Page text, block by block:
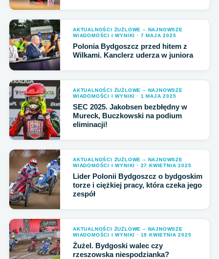
AKTUALNOŚCI ŻUŻLOWE – NAJNOWSZE
WIADOMOŚCI I WYNIKI · 7 MAJA 2025
Polonia Bydgoszcz przed hitem z
Wilkami. Kanclerz uderza w juniora
AKTUALNOŚCI ŻUŻLOWE – NAJNOWSZE
WIADOMOŚCI I WYNIKI · 1 MAJA 2025
SEC 2025. Jakobsen bezbłędny w
Mureck, Buczkowski na podium
eliminacji!
AKTUALNOŚCI ŻUŻLOWE – NAJNOWSZE
WIADOMOŚCI I WYNIKI · 27 KWIETNIA 2025
Lider Polonii Bydgoszcz o bydgoskim
torze i ciężkiej pracy, która czeka jego
zespół
AKTUALNOŚCI ŻUŻLOWE – NAJNOWSZE
WIADOMOŚCI I WYNIKI · 19 KWIETNIA 2025
Żużel. Bydgoski walec czy
rzeszowska niespodzianka?